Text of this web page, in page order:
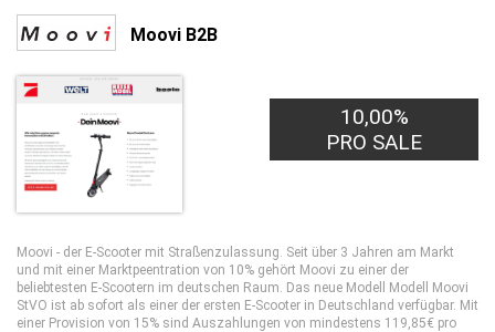
Moovi B2B
10,00%
PRO SALE
Moovi - der E-Scooter mit Straßenzulassung. Seit über 3 Jahren am Markt
und mit einer Marktpeentration von 10% gehört Moovi zu einer der
beliebtesten E-Scootern im deutschen Raum. Das neue Modell Modell Moovi
StVO ist ab sofort als einer der ersten E-Scooter in Deutschland verfügbar. Mit
einer Provision von 15% sind Auszahlungen von mindestens 119,85€ pro